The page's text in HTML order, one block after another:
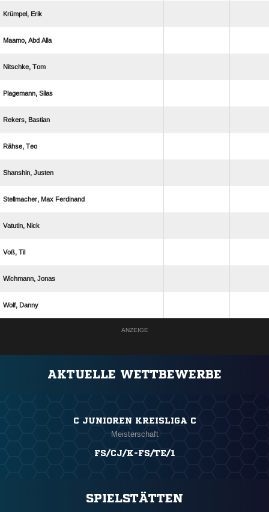
 
  
 
 
 
 
 
  
 
 
 
 
ANZEIGE
AKTUELLE WETTBEWERBE
C JUNIOREN KREISLIGA C
Meisterschaft
FS/CJ/K-FS/TE/1
SPIELSTÄTTEN